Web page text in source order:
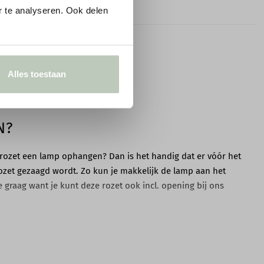
te analyseren. Ook delen
Alles toestaan
Met lak of muurverf
algemene oplosmiddelen en
water
Ongevoelig voor ongedierte
Vlak​, droog ​, stof- en vetvrij
Minimaal 24 uur voor de
een lamp ophangen? Dan is het handig dat er vóór het
gezaagd wordt. Zo kun je makkelijk de lamp aan het
graag want je kunt deze rozet ook incl. opening bij ons
optie 'Opening zagen van 50 mm' kiezen. Als je deze